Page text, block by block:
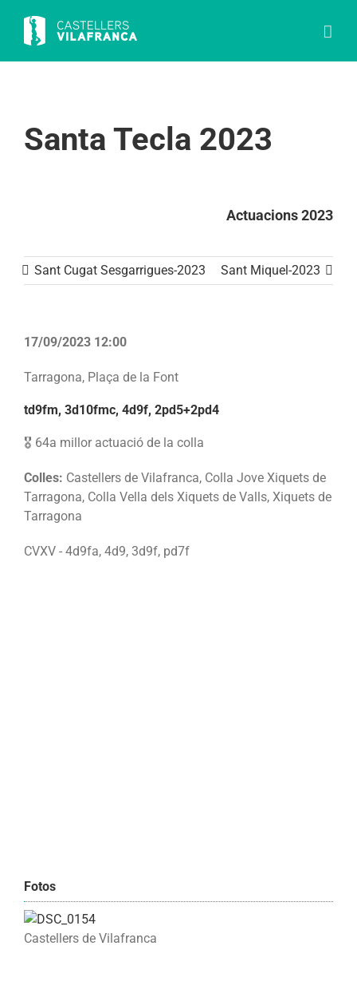
content
Santa Tecla 2023
Actuacions 2023
Sant Cugat Sesgarrigues-2023 Sant Miquel-2023
17/09/2023 12:00
Tarragona, Plaça de la Font
td9fm, 3d10fmc, 4d9f, 2pd5+2pd4
🎖️ 64a millor actuació de la colla
Colles: Castellers de Vilafranca, Colla Jove Xiquets de
Tarragona, Colla Vella dels Xiquets de Valls, Xiquets de
Tarragona
CVXV - 4d9fa, 4d9, 3d9f, pd7f
Fotos
Castellers de Vilafranca